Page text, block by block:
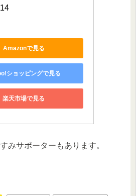
Amazonで見る
ショッピングで見る
楽天市場で見る
みサポーターもあります。